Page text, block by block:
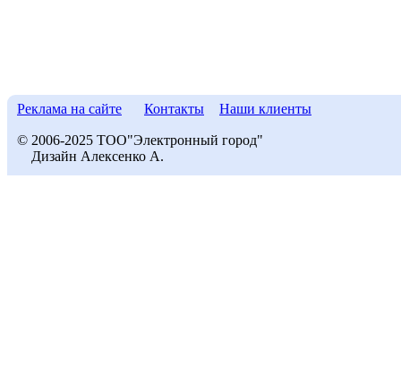
Реклама на сайте Контакты Наши клиенты
© 2006-2025 ТОО"Электронный город"
Дизайн Алексенко А.